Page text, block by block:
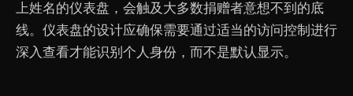
上姓名的仪表盘，会触及大多数捐赠者意想不到的底
线。仪表盘的设计应确保需要通过适当的访问控制进行
深入查看才能识别个人身份，而不是默认显示。